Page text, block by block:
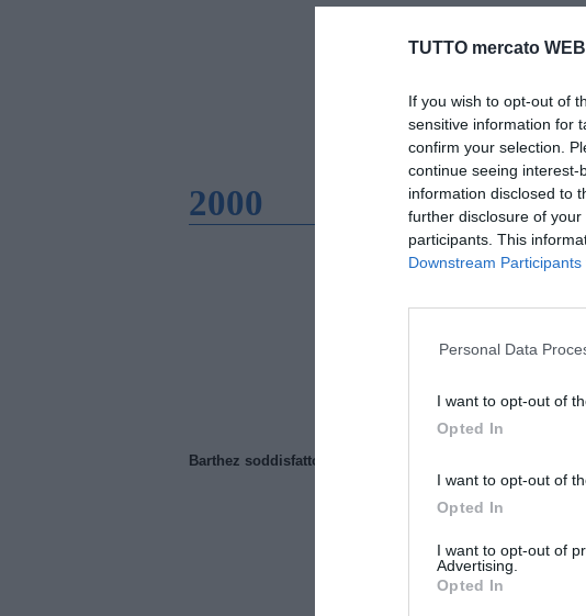
TUTTO mercato
If you wish to opt-out of
sensitive information for
confirm your selection.
continue seeing
information disclosed to
further disclosure of your
participants. This
Downstream Participants
Personal Data
I want to opt-out of
Opted In
I want to opt-out of
Opted In
I want to opt-out of
Advertising.
Opted In
2000
Barthez soddisfatto del Manchester United